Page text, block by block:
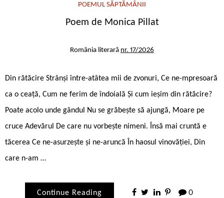
POEMUL SĂPTĂMÂNII
Poem de Monica Pillat
România literară nr. 17/2026
Din rătăcire Strânși între-atâtea mii de zvonuri, Ce ne-mpresoară
ca o ceaţă, Cum ne ferim de îndoială Și cum ieșim din rătăcire?
Poate acolo unde gândul Nu se grăbește să ajungă, Moare pe
cruce Adevărul De care nu vorbește nimeni. Însă mai cruntă e
tăcerea Ce ne-asurzește și ne-aruncă În haosul vinovăţiei, Din
care n-am …
Continue Reading 0